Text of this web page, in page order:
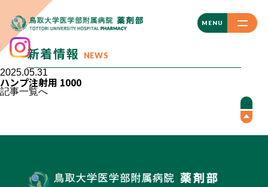
MENU
CLOSE
新着情報 NEWS
2025.05.31
ハンプ注射用 1000
記事一覧へ